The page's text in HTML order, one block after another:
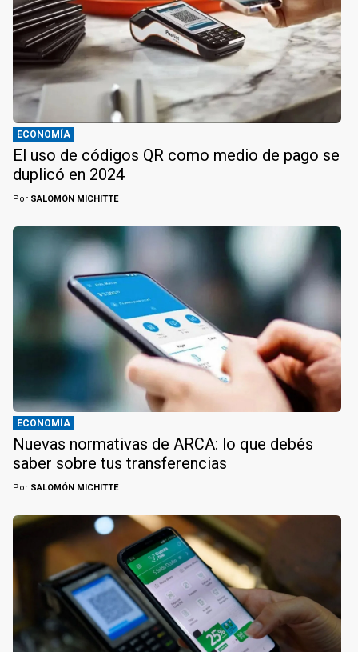
ECONOMÍA
El uso de códigos QR como medio de pago se
duplicó en 2024
Por SALOMÓN MICHITTE
ECONOMÍA
Nuevas normativas de ARCA: lo que debés
saber sobre tus transferencias
Por SALOMÓN MICHITTE